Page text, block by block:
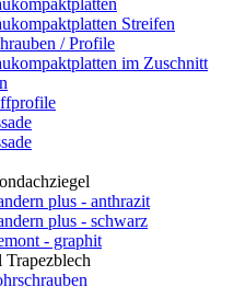
Streifen
/ Profile
im Zuschnitt
plus - anthrazit
plus - schwarz
- graphit
Trapezblech